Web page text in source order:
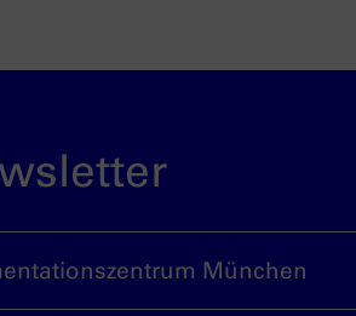
München